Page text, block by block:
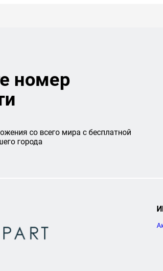
номер
со всего мира с бесплатной
города